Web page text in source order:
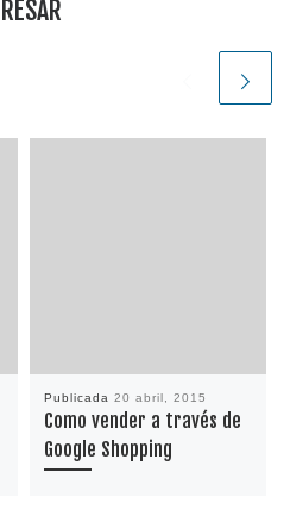
Publicada 20 abril, 2015
Como vender a través de
Google Shopping